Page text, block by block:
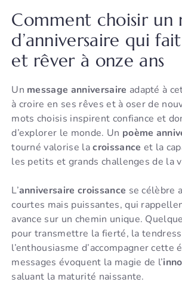
Comment choisir un
d’anniversaire qui
et rêver à onze ans
Un message anniversaire adapté à
à croire en ses rêves et à oser de
mots choisis inspirent confiance et
d’explorer le monde. Un poème
tourné valorise lacroissance et la
les petits et grands challenges de la
L’anniversaire croissance se célèbre
courtes mais puissantes, qui
avance sur un chemin unique.
pour transmettre la fierté, la
l’enthousiasme d’accompagner cette
messages évoquent la magie de l’
saluant la maturité naissante.